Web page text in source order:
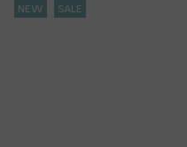
NEW SALE